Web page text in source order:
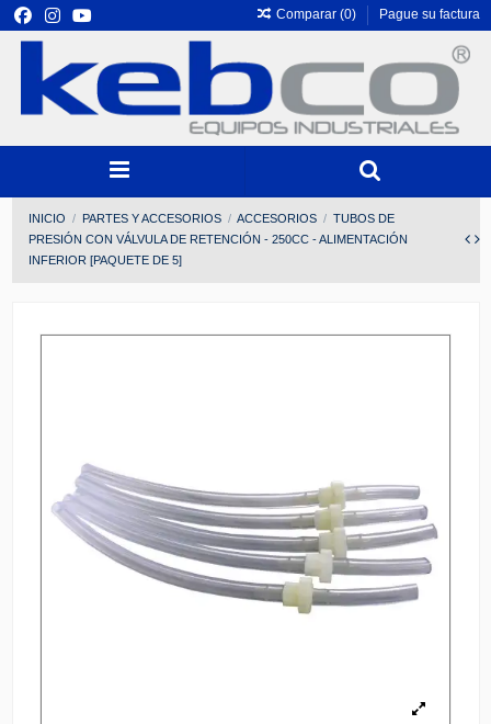
Comparar (0) Pague su factura
INICIO PARTES Y ACCESORIOS ACCESORIOS
TUBOS DE
PRESIÓN CON VÁLVULA DE RETENCIÓN - 250CC - ALIMENTACIÓN
INFERIOR [PAQUETE DE 5]